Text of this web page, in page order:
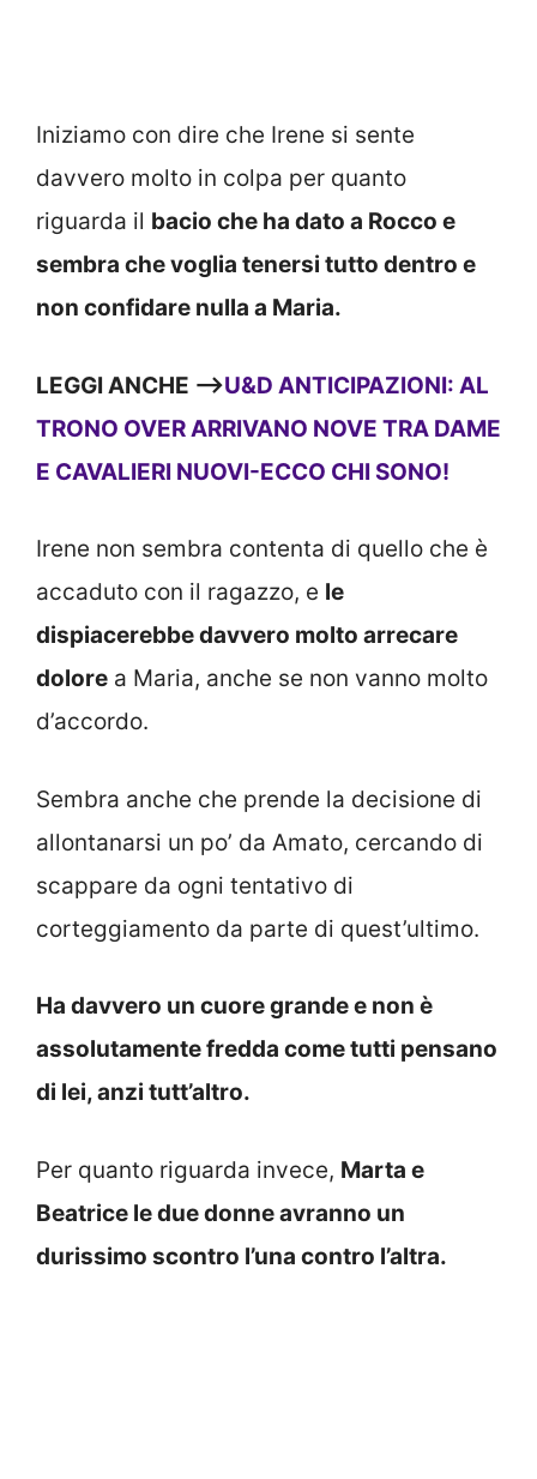
Iniziamo con dire che Irene si sente
davvero molto in colpa per quanto
riguarda il bacio che ha dato a Rocco e
sembra che voglia tenersi tutto dentro e
non confidare nulla a Maria.
LEGGI ANCHE —>U&D ANTICIPAZIONI: AL
TRONO OVER ARRIVANO NOVE TRA DAME
E CAVALIERI NUOVI-ECCO CHI SONO!
Irene non sembra contenta di quello che è
accaduto con il ragazzo, e le
dispiacerebbe davvero molto arrecare
dolore a Maria, anche se non vanno molto
d’accordo.
Sembra anche che prende la decisione di
allontanarsi un po’ da Amato, cercando di
scappare da ogni tentativo di
corteggiamento da parte di quest’ultimo.
Ha davvero un cuore grande e non è
assolutamente fredda come tutti pensano
di lei, anzi tutt’altro.
Per quanto riguarda invece, Marta e
Beatrice le due donne avranno un
durissimo scontro l’una contro l’altra.